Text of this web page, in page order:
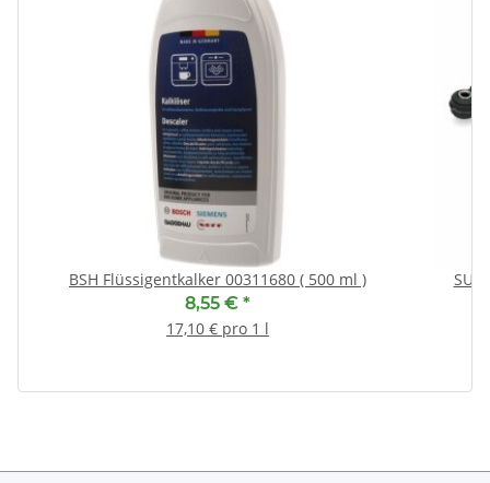
BSH Flüssigentkalker 00311680 ( 500 ml )
8,55 € *
17,10 € pro 1 l